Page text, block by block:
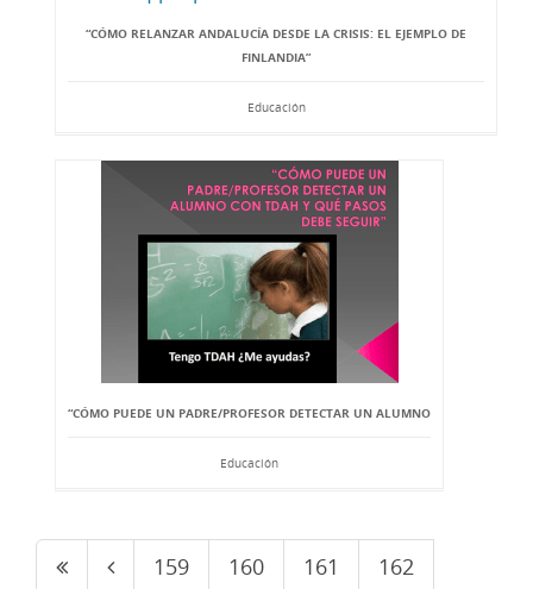
“CÓMO RELANZAR ANDALUCÍA DESDE LA CRISIS: EL EJEMPLO DE
FINLANDIA”
Educación
“CÓMO PUEDE UN PADRE/PROFESOR DETECTAR UN ALUMNO
Educación
159 160 161 162